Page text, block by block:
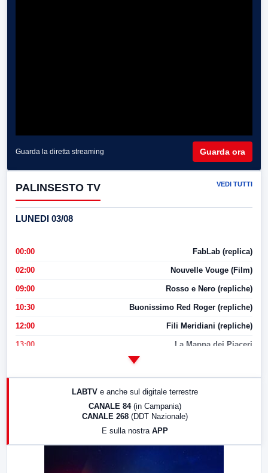
Guarda la diretta streaming Guarda ora
PALINSESTO TV VEDI TUTTI
LUNEDI 03/08
00:00 FabLab (replica)
02:00 Nouvelle Vouge (Film)
09:00 Rosso e Nero (repliche)
10:30 Buonissimo Red Roger (repliche)
12:00 Fili Meridiani (repliche)
13:00 La Mappa dei Piaceri
LABTV e anche sul digitale terrestre
CANALE 84 (in Campania)
CANALE 268 (DDT Nazionale)
E sulla nostra APP